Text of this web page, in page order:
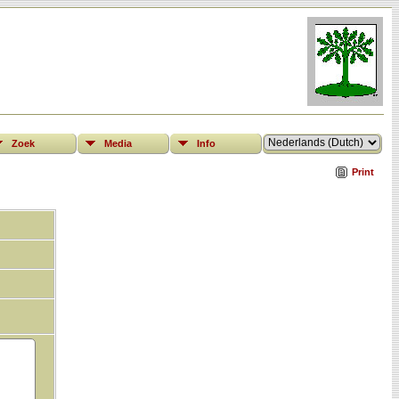
Zoek Media Info
Print